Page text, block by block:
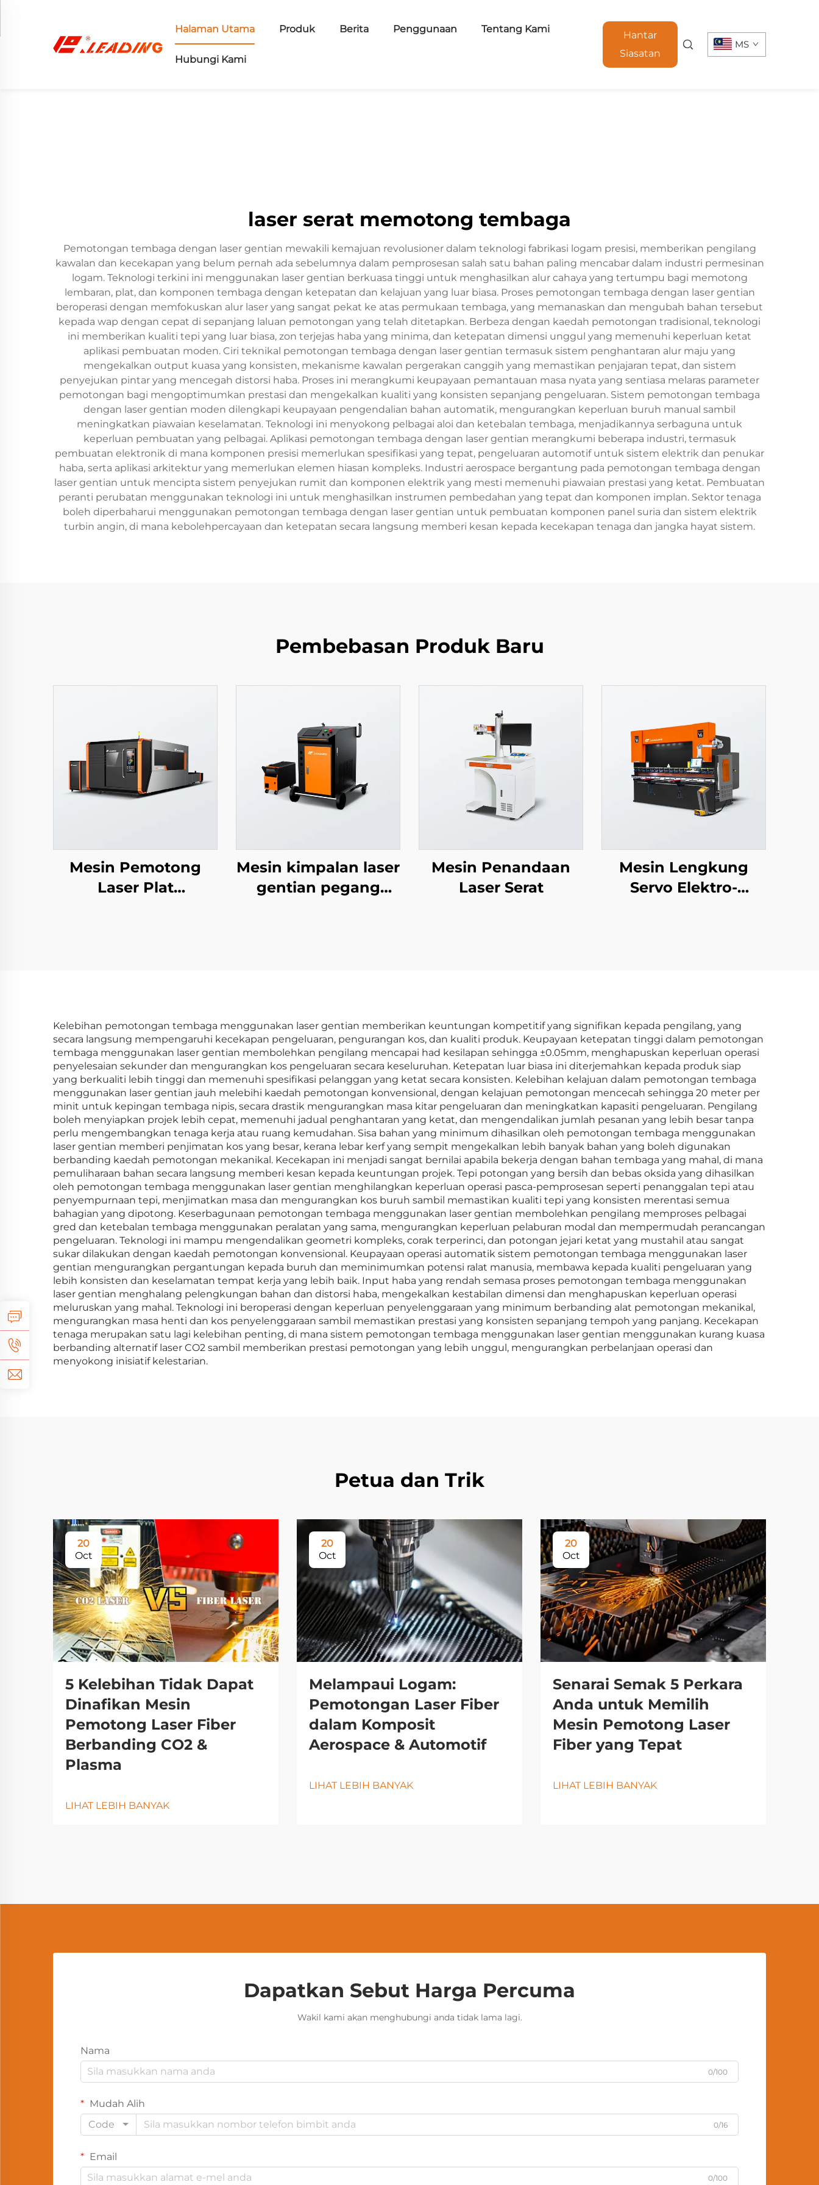
Halaman Utama Produk Berita Penggunaan Tentang Kami
Hubungi Kami
Hantar
Siasatan
MS
laser serat memotong tembaga
Pemotongan tembaga dengan laser gentian mewakili kemajuan revolusioner dalam teknologi fabrikasi logam presisi, memberikan pengilang
kawalan dan kecekapan yang belum pernah ada sebelumnya dalam pemprosesan salah satu bahan paling mencabar dalam industri permesinan
logam. Teknologi terkini ini menggunakan laser gentian berkuasa tinggi untuk menghasilkan alur cahaya yang tertumpu bagi memotong
lembaran, plat, dan komponen tembaga dengan ketepatan dan kelajuan yang luar biasa. Proses pemotongan tembaga dengan laser gentian
beroperasi dengan memfokuskan alur laser yang sangat pekat ke atas permukaan tembaga, yang memanaskan dan mengubah bahan tersebut
kepada wap dengan cepat di sepanjang laluan pemotongan yang telah ditetapkan. Berbeza dengan kaedah pemotongan tradisional, teknologi
ini memberikan kualiti tepi yang luar biasa, zon terjejas haba yang minima, dan ketepatan dimensi unggul yang memenuhi keperluan ketat
aplikasi pembuatan moden. Ciri teknikal pemotongan tembaga dengan laser gentian termasuk sistem penghantaran alur maju yang
mengekalkan output kuasa yang konsisten, mekanisme kawalan pergerakan canggih yang memastikan penjajaran tepat, dan sistem
penyejukan pintar yang mencegah distorsi haba. Proses ini merangkumi keupayaan pemantauan masa nyata yang sentiasa melaras parameter
pemotongan bagi mengoptimumkan prestasi dan mengekalkan kualiti yang konsisten sepanjang pengeluaran. Sistem pemotongan tembaga
dengan laser gentian moden dilengkapi keupayaan pengendalian bahan automatik, mengurangkan keperluan buruh manual sambil
meningkatkan piawaian keselamatan. Teknologi ini menyokong pelbagai aloi dan ketebalan tembaga, menjadikannya serbaguna untuk
keperluan pembuatan yang pelbagai. Aplikasi pemotongan tembaga dengan laser gentian merangkumi beberapa industri, termasuk
pembuatan elektronik di mana komponen presisi memerlukan spesifikasi yang tepat, pengeluaran automotif untuk sistem elektrik dan penukar
haba, serta aplikasi arkitektur yang memerlukan elemen hiasan kompleks. Industri aerospace bergantung pada pemotongan tembaga dengan
laser gentian untuk mencipta sistem penyejukan rumit dan komponen elektrik yang mesti memenuhi piawaian prestasi yang ketat. Pembuatan
peranti perubatan menggunakan teknologi ini untuk menghasilkan instrumen pembedahan yang tepat dan komponen implan. Sektor tenaga
boleh diperbaharui menggunakan pemotongan tembaga dengan laser gentian untuk pembuatan komponen panel suria dan sistem elektrik
turbin angin, di mana kebolehpercayaan dan ketepatan secara langsung memberi kesan kepada kecekapan tenaga dan jangka hayat sistem.
Pembebasan Produk Baru
Mesin Pemotong
Laser Plat
Mesin kimpalan laser
gentian pegang
Mesin Penandaan
Laser Serat
Mesin Lengkung
Servo Elektro-
Kelebihan pemotongan tembaga menggunakan laser gentian memberikan keuntungan kompetitif yang signifikan kepada pengilang, yang
secara langsung mempengaruhi kecekapan pengeluaran, pengurangan kos, dan kualiti produk. Keupayaan ketepatan tinggi dalam pemotongan
tembaga menggunakan laser gentian membolehkan pengilang mencapai had kesilapan sehingga ±0.05mm, menghapuskan keperluan operasi
penyelesaian sekunder dan mengurangkan kos pengeluaran secara keseluruhan. Ketepatan luar biasa ini diterjemahkan kepada produk siap
yang berkualiti lebih tinggi dan memenuhi spesifikasi pelanggan yang ketat secara konsisten. Kelebihan kelajuan dalam pemotongan tembaga
menggunakan laser gentian jauh melebihi kaedah pemotongan konvensional, dengan kelajuan pemotongan mencecah sehingga 20 meter per
minit untuk kepingan tembaga nipis, secara drastik mengurangkan masa kitar pengeluaran dan meningkatkan kapasiti pengeluaran. Pengilang
boleh menyiapkan projek lebih cepat, memenuhi jadual penghantaran yang ketat, dan mengendalikan jumlah pesanan yang lebih besar tanpa
perlu mengembangkan tenaga kerja atau ruang kemudahan. Sisa bahan yang minimum dihasilkan oleh pemotongan tembaga menggunakan
laser gentian memberi penjimatan kos yang besar, kerana lebar kerf yang sempit mengekalkan lebih banyak bahan yang boleh digunakan
berbanding kaedah pemotongan mekanikal. Kecekapan ini menjadi sangat bernilai apabila bekerja dengan bahan tembaga yang mahal, di mana
pemuliharaan bahan secara langsung memberi kesan kepada keuntungan projek. Tepi potongan yang bersih dan bebas oksida yang dihasilkan
oleh pemotongan tembaga menggunakan laser gentian menghilangkan keperluan operasi pasca-pemprosesan seperti penanggalan tepi atau
penyempurnaan tepi, menjimatkan masa dan mengurangkan kos buruh sambil memastikan kualiti tepi yang konsisten merentasi semua
bahagian yang dipotong. Keserbagunaan pemotongan tembaga menggunakan laser gentian membolehkan pengilang memproses pelbagai
gred dan ketebalan tembaga menggunakan peralatan yang sama, mengurangkan keperluan pelaburan modal dan mempermudah perancangan
pengeluaran. Teknologi ini mampu mengendalikan geometri kompleks, corak terperinci, dan potongan jejari ketat yang mustahil atau sangat
sukar dilakukan dengan kaedah pemotongan konvensional. Keupayaan operasi automatik sistem pemotongan tembaga menggunakan laser
gentian mengurangkan pergantungan kepada buruh dan meminimumkan potensi ralat manusia, membawa kepada kualiti pengeluaran yang
lebih konsisten dan keselamatan tempat kerja yang lebih baik. Input haba yang rendah semasa proses pemotongan tembaga menggunakan
laser gentian menghalang pelengkungan bahan dan distorsi haba, mengekalkan kestabilan dimensi dan menghapuskan keperluan operasi
meluruskan yang mahal. Teknologi ini beroperasi dengan keperluan penyelenggaraan yang minimum berbanding alat pemotongan mekanikal,
mengurangkan masa henti dan kos penyelenggaraan sambil memastikan prestasi yang konsisten sepanjang tempoh yang panjang. Kecekapan
tenaga merupakan satu lagi kelebihan penting, di mana sistem pemotongan tembaga menggunakan laser gentian menggunakan kurang kuasa
berbanding alternatif laser CO2 sambil memberikan prestasi pemotongan yang lebih unggul, mengurangkan perbelanjaan operasi dan
menyokong inisiatif kelestarian.
Petua dan Trik
20
Oct
5 Kelebihan Tidak Dapat
Dinafikan Mesin
Pemotong Laser Fiber
Berbanding CO2 &
Plasma
LIHAT LEBIH BANYAK
20
Oct
Melampaui Logam:
Pemotongan Laser Fiber
dalam Komposit
Aerospace & Automotif
LIHAT LEBIH BANYAK
20
Oct
Senarai Semak 5 Perkara
Anda untuk Memilih
Mesin Pemotong Laser
Fiber yang Tepat
LIHAT LEBIH BANYAK
Dapatkan Sebut Harga Percuma
Wakil kami akan menghubungi anda tidak lama lagi.
Nama
0/100
Mudah Alih
Code
0/16
Email
0/100